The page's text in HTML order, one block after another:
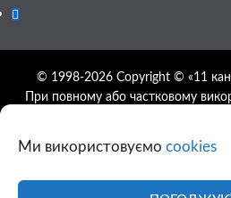
Ми використовуємо cookies
Google
© 1998-2026 Copyright © «11
При повному або частковому